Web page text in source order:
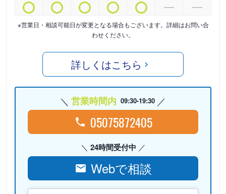
※営業日・相談可能日が変更となる場合もございます。詳細はお問い合
わせください。
詳しくはこちら
営業時間内 09:30-19:30
05075872405
24時間受付中
Webで相談